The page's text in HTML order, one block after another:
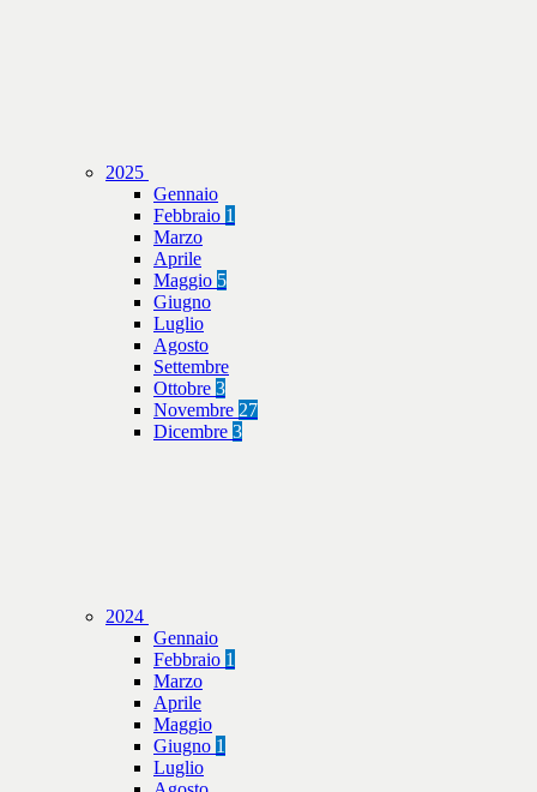
2025
Gennaio
Febbraio 1
Marzo
Aprile
Maggio 5
Giugno
Luglio
Agosto
Settembre
Ottobre 3
Novembre 27
Dicembre 3
2024
Gennaio
Febbraio 1
Marzo
Aprile
Maggio
Giugno 1
Luglio